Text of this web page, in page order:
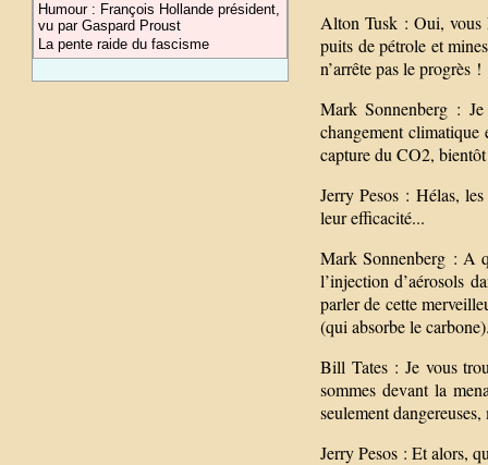
Humour : François Hollande président,
vu par Gaspard Proust
La pente raide du fascisme
Alton Tusk : Oui, vous
puits de pétrole et
n’arrête pas le progrès !
Mark Sonnenberg :
changement climatique
capture du CO2,
Jerry Pesos : Hélas,
leur efficacité...
Mark Sonnenberg : A
l’injection d’aérosols
parler de cette
(qui absorbe le
Bill Tates : Je vous
sommes devant la
seulement
Jerry Pesos : Et alors,